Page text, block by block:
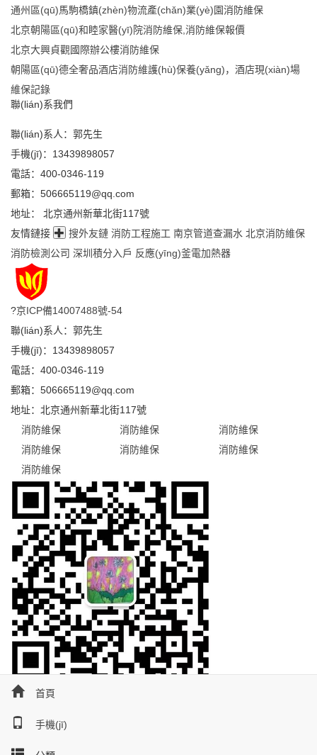
通州區(qū)馬駒橋鎮(zhèn)物流產(chǎn)業(yè)園消防維保
北京朝陽區(qū)和睦家醫(yī)院消防維保,消防維保報價
北京大興貞觀國際辦公樓消防維保
朝陽區(qū)德全奢品酒店消防維護(hù)保養(yǎng)，酒店現(xiàn)場
維保記錄
聯(lián)系我們
聯(lián)系人：郭先生
手機(jī)：13439898057
電話：400-0346-119
郵箱：506665119@qq.com
地址： 北京通州新華北街117號
首頁
手機(jī)
友情鏈接 搜外友鏈 消防工程施工 南京管道查漏水 北京消防維保
消防檢測公司 深圳積分入戶 反應(yīng)釜電加熱器
?京ICP備14007488號-54
聯(lián)系人：郭先生
手機(jī)：13439898057
電話：400-0346-119
郵箱：506665119@qq.com
地址：北京通州新華北街117號
消防維保
消防維保
消防維保
消防維保
消防維保
消防維保
消防維保
掃碼咨詢
羞羞漫画在线-一区二区在线看-国产主播av-久久视频在线免费观看-日韩
福利影院-国产福利视频在线-国产又粗又黄又爽-亚洲黄色片网站-亚洲柠